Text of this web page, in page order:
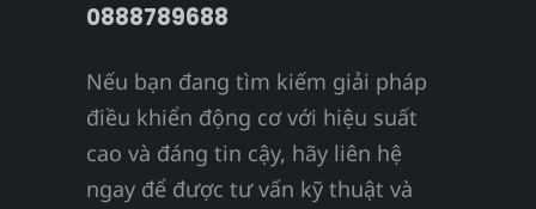
0888789688
Nếu bạn đang tìm kiếm giải pháp
điều khiển động cơ với hiệu suất
cao và đáng tin cậy, hãy liên hệ
ngay để được tư vấn kỹ thuật và